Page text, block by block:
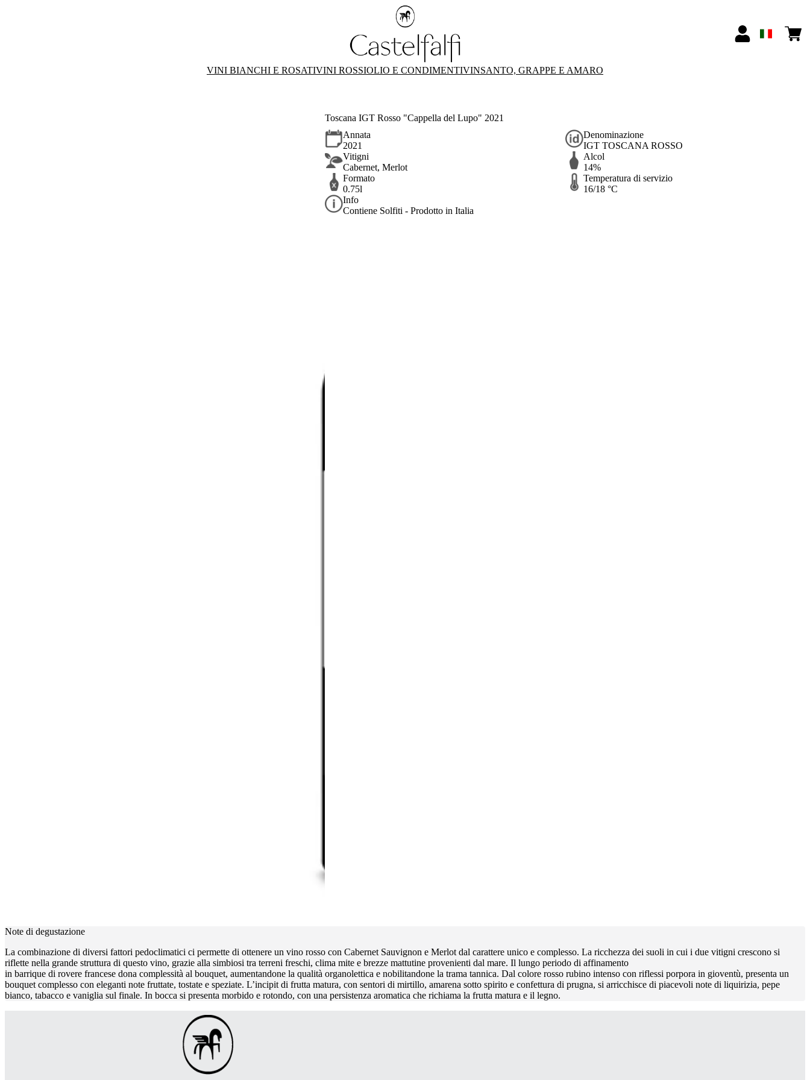
VINI BIANCHI E ROSATIVINI ROSSIOLIO E CONDIMENTIVINSANTO, GRAPPE E AMARO
Toscana IGT Rosso "Cappella del Lupo" 2021
Annata
2021
Denominazione
IGT TOSCANA ROSSO
Vitigni
Cabernet, Merlot
Alcol
14%
Formato
0.75l
Temperatura di servizio
16/18 °C
Info
Contiene Solfiti - Prodotto in Italia
Note di degustazione
La combinazione di diversi fattori pedoclimatici ci permette di ottenere un vino rosso con Cabernet Sauvignon e Merlot dal carattere unico e complesso. La ricchezza dei suoli in cui i due vitigni crescono si
riflette nella grande struttura di questo vino, grazie alla simbiosi tra terreni freschi, clima mite e brezze mattutine provenienti dal mare. Il lungo periodo di affinamento
in barrique di rovere francese dona complessità al bouquet, aumentandone la qualità organolettica e nobilitandone la trama tannica. Dal colore rosso rubino intenso con riflessi porpora in gioventù, presenta un
bouquet complesso con eleganti note fruttate, tostate e speziate. L’incipit di frutta matura, con sentori di mirtillo, amarena sotto spirito e confettura di prugna, si arricchisce di piacevoli note di liquirizia, pepe
bianco, tabacco e vaniglia sul finale. In bocca si presenta morbido e rotondo, con una persistenza aromatica che richiama la frutta matura e il legno.